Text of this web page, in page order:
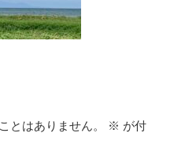
とはありません。 ※ が付